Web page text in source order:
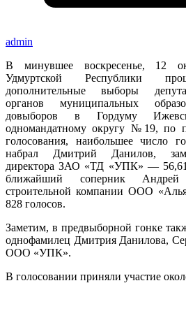
admin
В минувшее воскресенье, 12
Удмуртской Республики
дополнительные выборы
органов муниципальных
довыборов в Гордуму
одномандатному округу №19, по
голосования, наибольшее число
набрал Дмитрий Данилов,
директора ЗАО «ТД «УПК» —
ближайший соперник Андрей
строительной компании ООО
828 голосов.
Заметим, в предвыборной гонке
однофамилец Дмитрия Данилова,
ООО «УПК».
В голосовании приняли участие